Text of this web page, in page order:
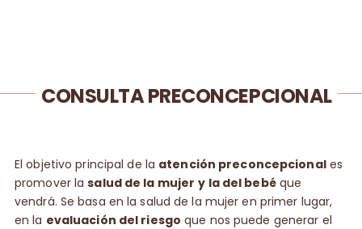
CONSULTA PRECONCEPCIONAL
El objetivo principal de la atención preconcepcionales
promover lasalud de la mujer y la del bebéque
vendrá. Se basa en la salud de la mujer en primer lugar,
en la evaluación del riesgo que nos puede generar el